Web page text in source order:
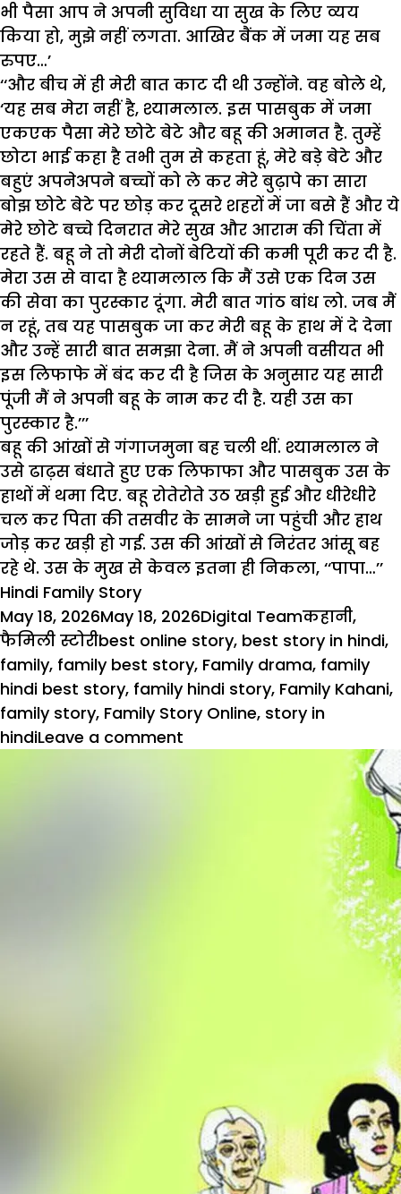
भी पैसा आप ने अपनी सुविधा या सुख के लिए व्यय
किया हो, मुझे नहीं लगता. आखिर बैंक में जमा यह सब
रुपए…’
‘‘और बीच में ही मेरी बात काट दी थी उन्होंने. वह बोले थे,
‘यह सब मेरा नहीं है, श्यामलाल. इस पासबुक में जमा
एकएक पैसा मेरे छोटे बेटे और बहू की अमानत है. तुम्हें
छोटा भाई कहा है तभी तुम से कहता हूं, मेरे बड़े बेटे और
बहुएं अपनेअपने बच्चों को ले कर मेरे बुढ़ापे का सारा
बोझ छोटे बेटे पर छोड़ कर दूसरे शहरों में जा बसे हैं और ये
मेरे छोटे बच्चे दिनरात मेरे सुख और आराम की चिंता में
रहते हैं. बहू ने तो मेरी दोनों बेटियों की कमी पूरी कर दी है.
मेरा उस से वादा है श्यामलाल कि मैं उसे एक दिन उस
की सेवा का पुरस्कार दूंगा. मेरी बात गांठ बांध लो. जब मैं
न रहूं, तब यह पासबुक जा कर मेरी बहू के हाथ में दे देना
और उन्हें सारी बात समझा देना. मैं ने अपनी वसीयत भी
इस लिफाफे में बंद कर दी है जिस के अनुसार यह सारी
पूंजी मैं ने अपनी बहू के नाम कर दी है. यही उस का
पुरस्कार है.’’’
बहू की आंखों से गंगाजमुना बह चली थीं. श्यामलाल ने
उसे ढाढ़स बंधाते हुए एक लिफाफा और पासबुक उस के
हाथों में थमा दिए. बहू रोतेरोते उठ खड़ी हुई और धीरेधीरे
चल कर पिता की तसवीर के सामने जा पहुंची और हाथ
जोड़ कर खड़ी हो गई. उस की आंखों से निरंतर आंसू बह
रहे थे. उस के मुख से केवल इतना ही निकला, ‘‘पापा…’’
Hindi Family Story
Posted
on
May 18, 2026May 18, 2026Author
Digital TeamCategories
कहानी,
फैमिली स्टोरीTags
best online story, best story in hindi,
family, family best story, Family drama, family
hindi best story, family hindi story, Family Kahani,
family story, Family Story Online, story in
hindiLeave a comment